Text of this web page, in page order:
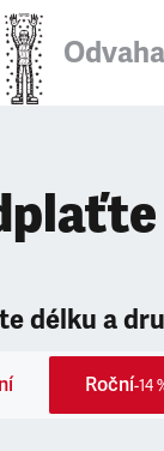
délku a
Roční-14